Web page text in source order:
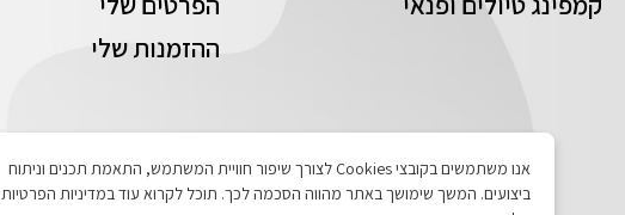
אנו משתמשים בקובצי Cookies לצורך שיפור חוויית המשתמש, התאמת תכנים וניתוח
ביצועים. המשך שימושך באתר מהווה הסכמה לכך. תוכל לקרוא עוד במדיניות הפרטיות
ההזמנות שלי